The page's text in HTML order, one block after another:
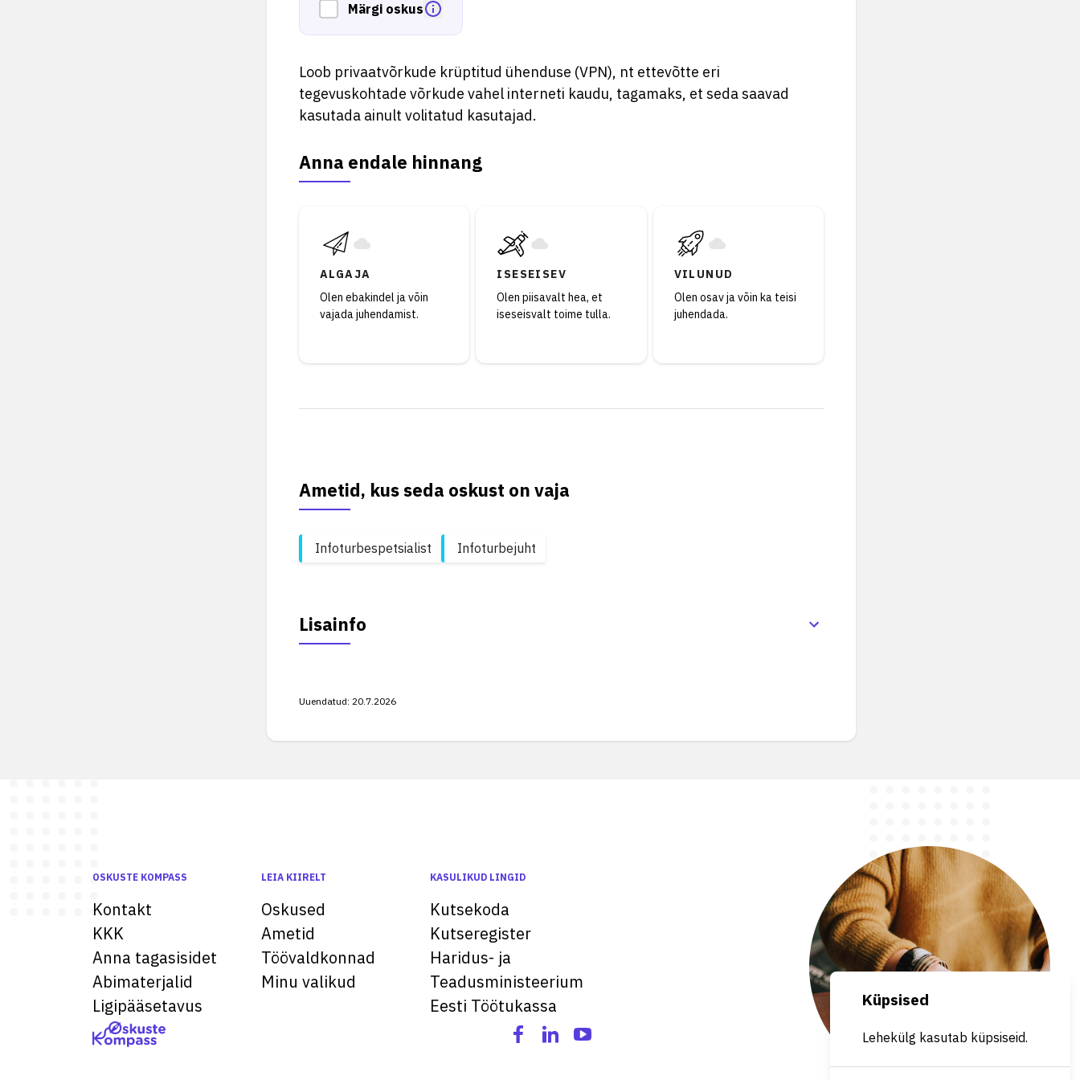
Märgi oskus
Loob privaatvõrkude krüptitud ühenduse (VPN), nt ettevõtte eri
tegevuskohtade võrkude vahel interneti kaudu, tagamaks, et seda saavad
kasutada ainult volitatud kasutajad.
Anna endale hinnang
ALGAJA
Olen ebakindel ja võin
vajada juhendamist.
ISESEISEV
Olen piisavalt hea, et
iseseisvalt toime tulla.
VILUNUD
Olen osav ja võin ka teisi
juhendada.
Ametid, kus seda oskust on vaja
Infoturbespetsialist Infoturbejuht
Lisainfo
Uuendatud: 20.7.2026
OSKUSTE KOMPASS
Kontakt
KKK
Anna tagasisidet
Abimaterjalid
Ligipääsetavus
LEIA KIIRELT
Oskused
Ametid
Töövaldkonnad
Minu valikud
KASULIKUD LINGID
Kutsekoda
Kutseregister
Haridus- ja
Teadusministeerium
Eesti Töötukassa
Küpsised
Lehekülg kasutab küpsiseid.